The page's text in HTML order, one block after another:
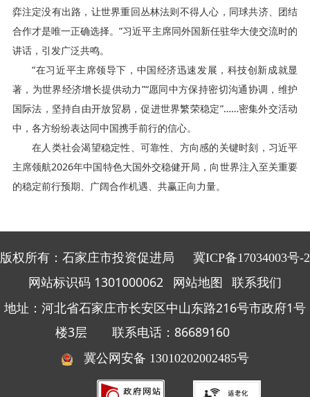
弈注定没有出路，让世界重回丛林法则不得人心，同球共济、团结
合作才是唯一正确选择。”习近平主席同外国新任驻华大使交流时的
讲话，引发广泛共鸣。
“在习近平主席领导下，中国经济迅速发展，科技创新成就显
著，为世界经济增长提供动力”“愿同中方保持密切沟通协调，维护
国际法，坚持自由开放贸易，促进世界繁荣稳定”……密集外交活动
中，各方纷纷表达同中国携手前行的信心。
在人类社会渴望稳定性、可靠性、方向感的关键时刻，习近平
主席领航2026年中国特色大国外交稳健开局，向世界注入至关重要
的稳定前行预期、广阔合作机遇、共赢正向力量。
版权所有：石家庄市投资促进局 冀ICP备17034003号-2
网站标识码 1301000062 网站地图 联系我们
地址：河北省石家庄市长安区中山东路216号市政府1号
楼3层 联系电话：86689160
冀公网安备 13010202002485号